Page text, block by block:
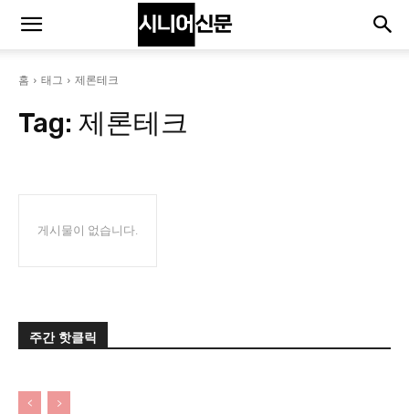
홈 태그 제론테크
Tag: 제론테크
게시물이 없습니다.
주간 핫클릭